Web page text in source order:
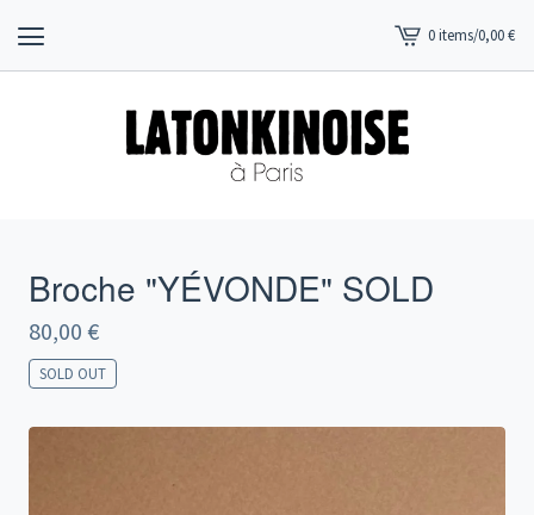
View
cart
0 items/0,00€
Broche "YÉVONDE" SOLD
80,00 €
SOLD OUT